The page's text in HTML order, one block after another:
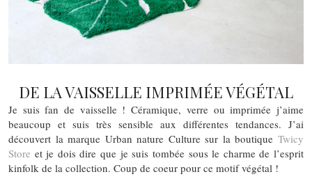
DE LA VAISSELLE IMPRIMÉE VÉGÉTAL
Je suis fan de vaisselle ! Céramique, verre ou imprimée j’aime
beaucoup et suis très sensible aux différentes tendances. J’ai
découvert la marque Urban nature Culture sur la boutique Twicy
Store et je dois dire que je suis tombée sous le charme de l’esprit
kinfolk de la collection. Coup de coeur pour ce motif végétal !